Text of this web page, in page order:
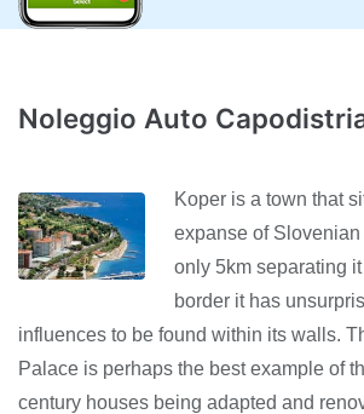
Noleggio Auto
Koper is a town that
expanse of
only 5km separating
border it has
influences to be found within its walls.
Palace is perhaps the best example of
century houses being adapted and